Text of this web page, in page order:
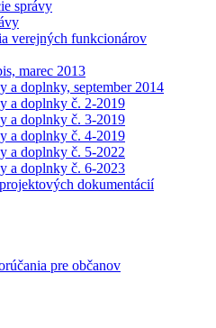
správy
verejných funkcionárov
marec 2013
a doplnky, september 2014
a doplnky č. 2-2019
a doplnky č. 3-2019
a doplnky č. 4-2019
a doplnky č. 5-2022
a doplnky č. 6-2023
dokumentácií
pre občanov